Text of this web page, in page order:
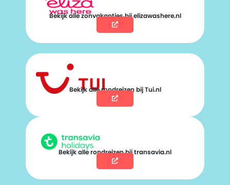
Bekijk alle zonvakanties bij elizawashere.nl
Bekijk alle rondreizen bij Tui.nl
Bekijk alle rondreizen bij transavia.nl